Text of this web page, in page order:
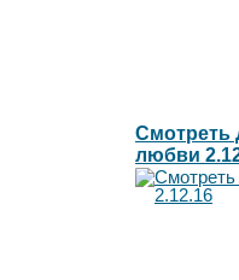
Смотреть
любви